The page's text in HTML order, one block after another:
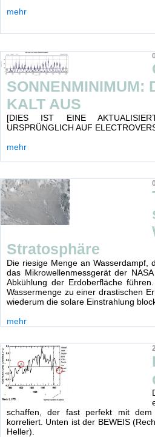
mehr
SONNENMINIMUM:
KALT AUS
[DIES IST EINE
URSPRÜNGLICH AUF
mehr
Stratosphäre
Die riesige Menge an Wasserdampf,
das Mikrowellenmessgerät der
Abkühlung der Erdoberfläche
Wassermenge zu einer drastischen
wiederum die solare Einstrahlung
mehr
schaffen, der fast perfekt mit dem
korreliert. Unten ist der BEWEIS
Heller).